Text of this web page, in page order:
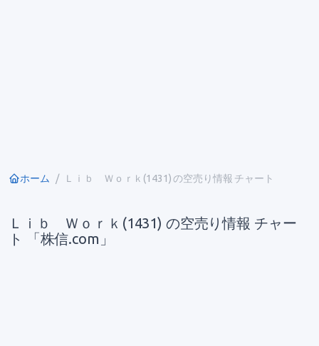
ホーム Ｌｉｂ Ｗｏｒｋ(1431) の空売り情報 チャート
Ｌｉｂ Ｗｏｒｋ(1431) の空売り情報 チャー
ト 「株信.com」